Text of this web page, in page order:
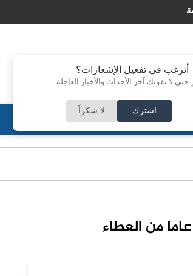
أترغب في تفعيل الإشعارات؟
حتى لا تفوتك آخر الأحداث والأخبار العاجلة
اشترك لا شكراً
إدارة مؤقتة لجمعية “مجلس أبناء الدعجة"
منوعات ثقافة مجلس الأمة